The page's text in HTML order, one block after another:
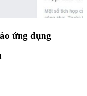
ứng dụng